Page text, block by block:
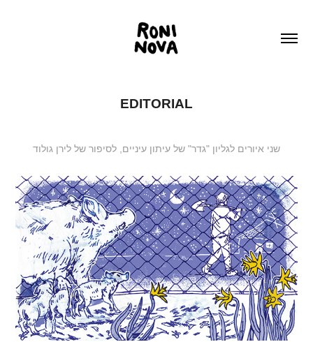
EDITORIAL
שני איורים לגליון "גדר" של עיתון עיניים, לסיפור של לירן גולוד